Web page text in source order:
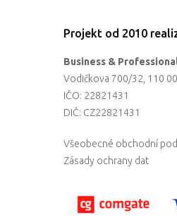
Projekt od 2010
Business &
Vodičkova 700/32, 110 00
IČO: 22821431
DIČ: CZ22821431
Všeobecné obchodní
Zásady ochrany dat